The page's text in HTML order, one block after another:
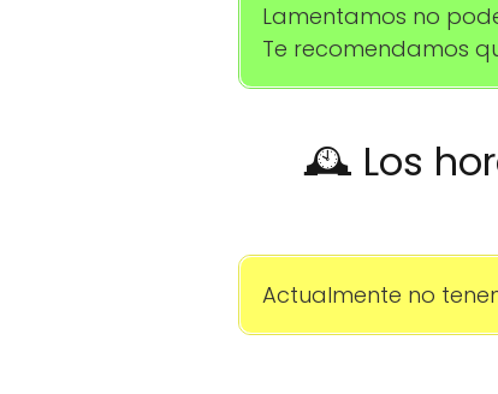
Lamentamos no
Te recomendamos
🕰️ Los
Actualmente no